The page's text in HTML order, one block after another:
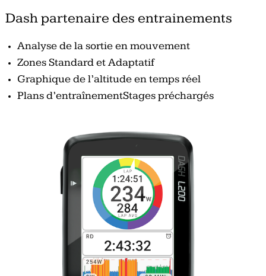
Dash partenaire des entrainements
Analyse de la sortie en mouvement
Zones Standard et Adaptatif
Graphique de l’altitude en temps réel
Plans d’entraînementStages préchargés